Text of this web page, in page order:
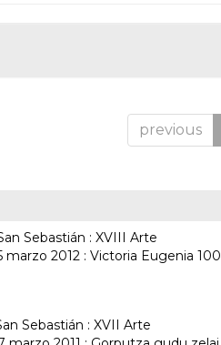
previous
Sebastián : XVIII Arte
marzo 2012 : Victoria Eugenia 100
Sebastián : XVII Arte